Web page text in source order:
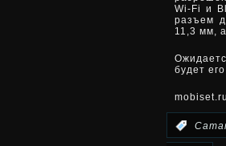
Wi-Fi и
разъем
11,3 мм,
будет
mobiset.ru